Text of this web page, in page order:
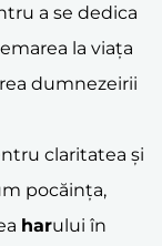
a se dedica
la viața
dumnezeirii
claritatea și
pocăința,
harului în